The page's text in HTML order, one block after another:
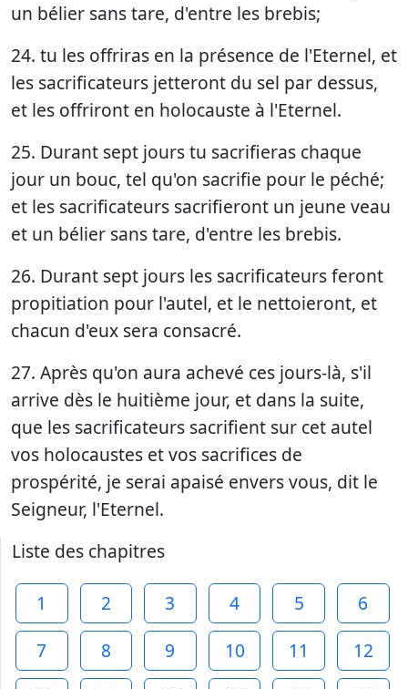
un bélier sans tare, d'entre les brebis;
24. tu les offriras en la présence de l'Eternel, et
les sacrificateurs jetteront du sel par dessus,
et les offriront en holocauste à l'Eternel.
25. Durant sept jours tu sacrifieras chaque
jour un bouc, tel qu'on sacrifie pour le péché;
et les sacrificateurs sacrifieront un jeune veau
et un bélier sans tare, d'entre les brebis.
26. Durant sept jours les sacrificateurs feront
propitiation pour l'autel, et le nettoieront, et
chacun d'eux sera consacré.
27. Après qu'on aura achevé ces jours-là, s'il
arrive dès le huitième jour, et dans la suite,
que les sacrificateurs sacrifient sur cet autel
vos holocaustes et vos sacrifices de
prospérité, je serai apaisé envers vous, dit le
Seigneur, l'Eternel.
Liste des chapitres
1 2 3 4 5
6
7
8 9 10 11
12